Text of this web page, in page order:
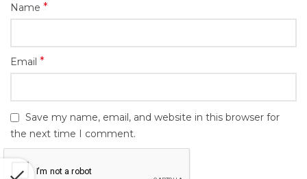
Name *
Email *
Save my name, email, and website in this browser for
the next time I comment.